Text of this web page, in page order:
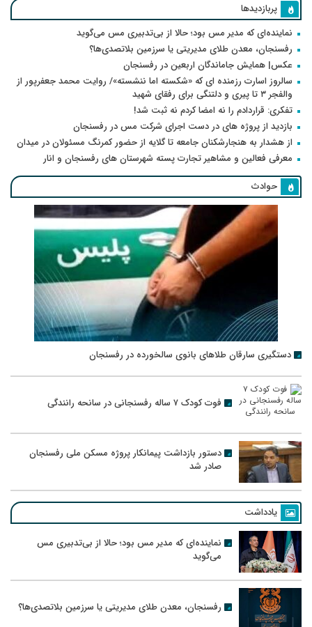
پربازدیدها
نماینده‌ای که مدیر مس بود؛ حالا از بی‌تدبیری مس می‌گوید
رفسنجان، معدن طلای مدیریتی یا سرزمین بلاتصدی‌ها؟
عکس| همایش جاماندگان اربعین در رفسنجان
سالروز اسارت رزمنده ای که «شکسته اما ننشسته»/ روایت محمد جعفرپور از
والفجر ۳ تا پیری و دلتنگی برای رفقای شهید
تفکری: قراردادم را نه امضا کردم نه ثبت شد!
بازدید از پروژه های در دست اجرای شرکت مس در رفسنجان
از هشدار به هنجارشکنان جامعه تا گلایه از حضور کمرنگ مسئولان در میدان
معرفی فعالین و مشاهیر تجارت پسته شهرستان های رفسنجان و انار
حوادث
دستگیری سارقان طلاهای بانوی سالخورده در رفسنجان
فوت کودک ۷ ساله رفسنجانی در سانحه رانندگی
دستور بازداشت پیمانکار پروژه مسکن ملی رفسنجان
صادر شد
یادداشت
نماینده‌ای که مدیر مس بود؛ حالا از بی‌تدبیری مس
می‌گوید
رفسنجان، معدن طلای مدیریتی یا سرزمین بلاتصدی‌ها؟